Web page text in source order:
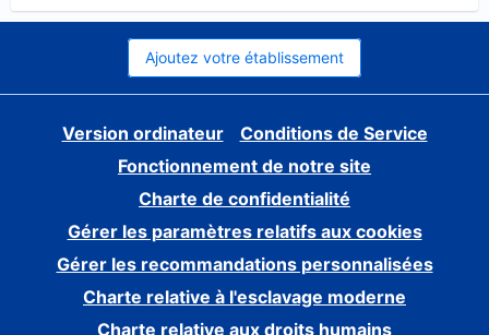
Ajoutez votre établissement
Version ordinateur
Conditions de Service
Fonctionnement de notre site
Charte de confidentialité
Gérer les paramètres relatifs aux cookies
Gérer les recommandations personnalisées
Charte relative à l'esclavage moderne
Charte relative aux droits humains